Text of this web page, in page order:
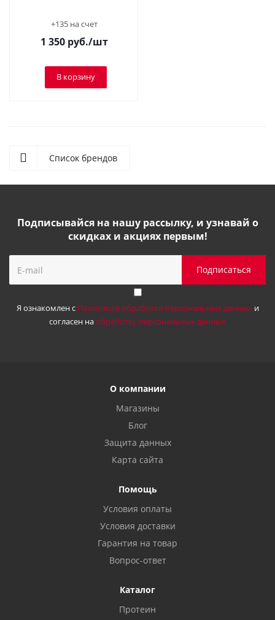
+135 на счет
1 350руб./шт
В корзину
Список брендов
Подписывайся на нашу рассылку, и узнавай о
скидках и акциях первым!
Я ознакомлен с Политикой обработки персональных данныхи
согласен наобработку персональных данных
О компании
Магазины
Блог
Защита данных
Карта сайта
Помощь
Условия оплаты
Условия доставки
Гарантия на товар
Вопрос-ответ
Каталог
Протеин